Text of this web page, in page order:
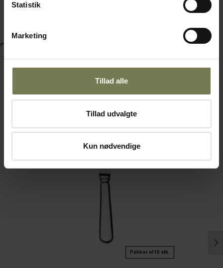
Statistik
Marketing
Tillad alle
Tillad udvalgte
Kun nødvendige
Tilbehør
Pakker af 12 stk.